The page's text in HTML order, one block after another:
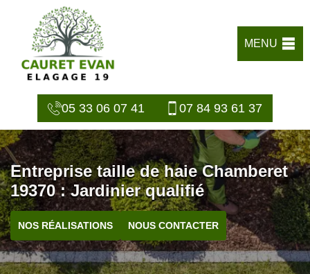
MENU
05 33 06 07 41 07 84 93 61 37
Entreprise taille de haie Chamberet
19370 : Jardinier qualifié
NOS RÉALISATIONS NOUS CONTACTER